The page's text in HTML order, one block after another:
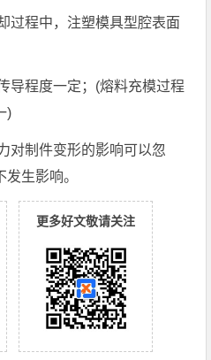
过程中，注塑模具型腔表面
导程度一定；(熔料充模过程
)
对制件变形的影响可以忽
生影响。
更多好文敬请关注